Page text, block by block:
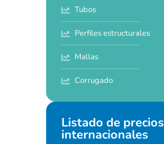
Tubos
Perfiles estructurales
Mallas
Corrugado
Listado de precios
internacionales